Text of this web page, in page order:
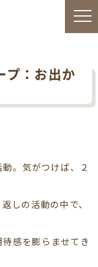
プ：お出か
。気がつけば、２
しの活動の中で、
感を膨らませてき